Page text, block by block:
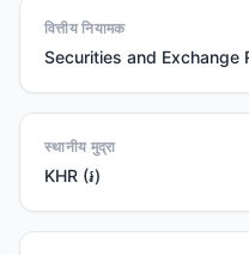
वित्तीय नियामक
Securities and Exchange
स्थानीय मुद्रा
KHR (៛)